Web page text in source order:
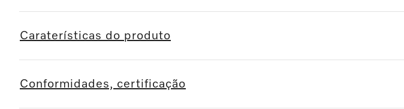
Caraterísticas do produto
Conformidades, certificação